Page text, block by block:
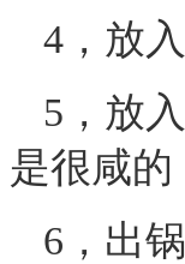
4，放
5，放
是很咸
6，出